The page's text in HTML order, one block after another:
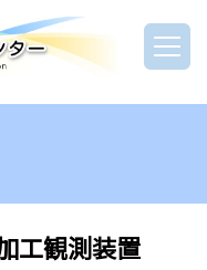
工観測装置